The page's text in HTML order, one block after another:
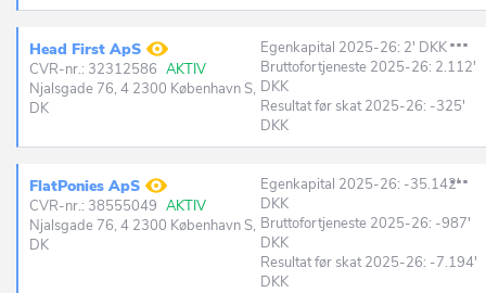
Head First ApS
CVR-nr.: 32312586 AKTIV
Njalsgade 76, 4 2300 København S,
DK
Egenkapital 2025-26: 2' DKK
Bruttofortjeneste 2025-26: 2.112'
DKK
Resultat før skat 2025-26: -325'
DKK
FlatPonies ApS
CVR-nr.: 38555049 AKTIV
Njalsgade 76, 4 2300 København S,
DK
Egenkapital 2025-26: -35.142'
DKK
Bruttofortjeneste 2025-26: -987'
DKK
Resultat før skat 2025-26: -7.194'
DKK